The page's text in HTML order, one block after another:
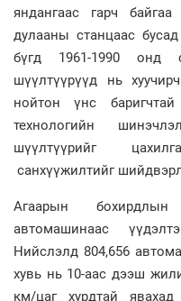
яндангаас гарч
дулааны станцаас
бүгд 1961-1990 онд
шүүлтүүрүүд нь
нойтон үнс
технологийн
шүүлтүүрийг
санхүүжилтийг
Агаарын
автомашинаас
Нийслэлд 804,656
хувь нь 10-аас дээш
км/цаг хурдтай